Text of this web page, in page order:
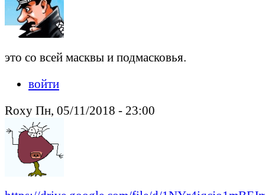
это со всей масквы и подмасковья.
войти
Roxy Пн, 05/11/2018 - 23:00